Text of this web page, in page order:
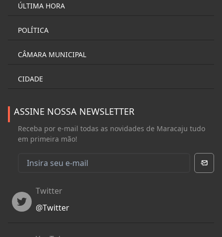
ÚLTIMA HORA
POLÍTICA
CÂMARA MUNICIPAL
CIDADE
ASSINE NOSSA NEWSLETTER
Receba por e-mail todas as novidades de Maracaju tudo
em primeira mão!
Twitter
Twitter
@Twitter